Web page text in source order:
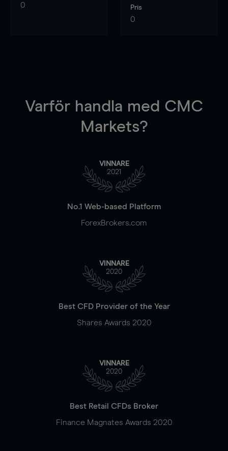
0 Pris
0
Varför handla med CMC
Markets?
VINNARE
2021
No.1 Web-based Platform
ForexBrokers.com
VINNARE
2020
Best CFD Provider of the Year
Shares Awards 2020
VINNARE
2020
Best Retail CFDs Broker
Finance Magnates Awards 2020